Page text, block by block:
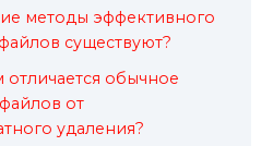
методы эффективного
существуют?
отличается обычное
от
удаления?